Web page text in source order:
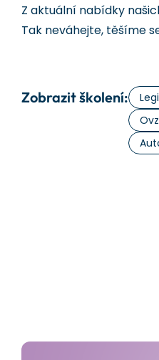
Z aktuální nabídky
Tak neváhejte, těšíme
Zobrazit školení: